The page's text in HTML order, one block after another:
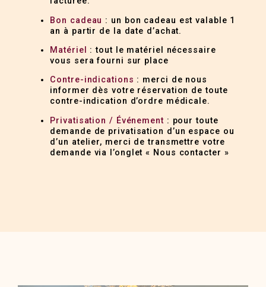
Bon cadeau : un bon cadeau est valable 1
an à partir de la date d’achat.
Matériel
: tout le matériel nécessaire
vous sera fourni sur place
Contre-indications : merci de nous
informer dès votre réservation de toute
contre-indication d’ordre médicale.
Privatisation / Événement : pour toute
demande de privatisation d’un espace ou
d’un atelier, merci de transmettre votre
demande via l’onglet « Nous contacter »